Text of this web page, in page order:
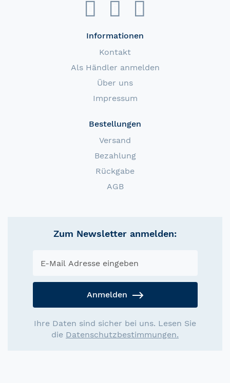
Informationen
Kontakt
Als Händler anmelden
Über uns
Impressum
Bestellungen
Versand
Bezahlung
Rückgabe
AGB
Zum Newsletter anmelden:
Anmelden
Ihre Daten sind sicher bei uns. Lesen Sie
die Datenschutzbestimmungen.